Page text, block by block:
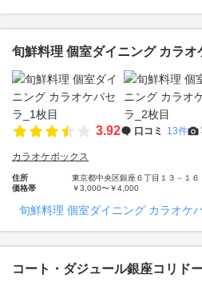
旬鮮料理 個室ダイニング カラオ
3.92 口コミ 13件
カラオケボックス
住所
東京都中央区銀座６丁目１３－１６
価格帯
￥3,000〜￥4,000
旬鮮料理 個室ダイニング カラオケ
コート・ダジュール銀座コリド